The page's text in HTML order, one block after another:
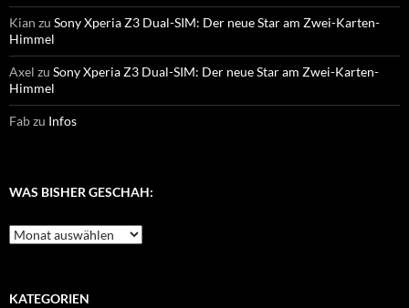
Kian zu Sony Xperia Z3 Dual-SIM: Der neue Star am Zwei-Karten-
Himmel
Axel zu Sony Xperia Z3 Dual-SIM: Der neue Star am Zwei-Karten-
Himmel
Fabzu Infos
WAS BISHER GESCHAH:
Was
bisher
KATEGORIEN